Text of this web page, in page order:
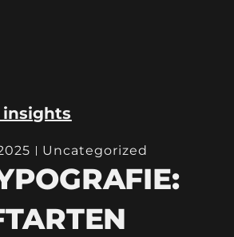
insights
Uncategorized